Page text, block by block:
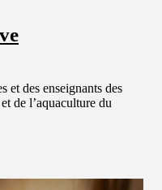
et des enseignants des
de l’aquaculture du